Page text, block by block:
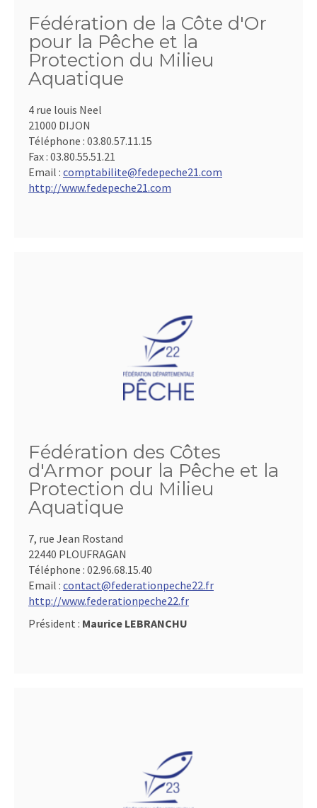
Fédération de la Côte d'Or
pour la Pêche et la
Protection du Milieu
Aquatique
4 rue louis Neel
21000 DIJON
Téléphone : 03.80.57.11.15
Fax : 03.80.55.51.21
Email : comptabilite@fedepeche21.com
http://www.fedepeche21.com
Fédération des Côtes
d'Armor pour la Pêche et la
Protection du Milieu
Aquatique
7, rue Jean Rostand
22440 PLOUFRAGAN
Téléphone : 02.96.68.15.40
Email : contact@federationpeche22.fr
http://www.federationpeche22.fr
Président : Maurice LEBRANCHU